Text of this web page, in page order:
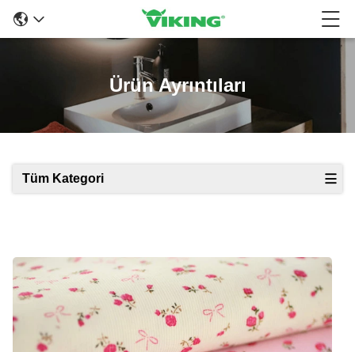
Ürün Ayrıntıları
Tüm Kategori